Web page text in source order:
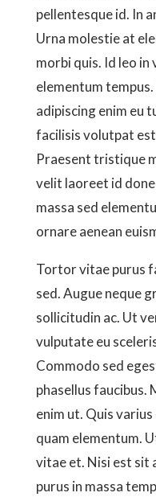
pellentesque id. In
Urna molestie at
morbi quis. Id leo in
elementum
adipiscing enim eu
facilisis volutpat
Praesent tristique
velit laoreet id
massa sed
ornare aenean
Tortor vitae purus
sed. Augue neque
sollicitudin ac. Ut
vulputate eu
Commodo sed
phasellus faucibus.
enim ut. Quis
quam elementum.
vitae et. Nisi est sit
purus in massa